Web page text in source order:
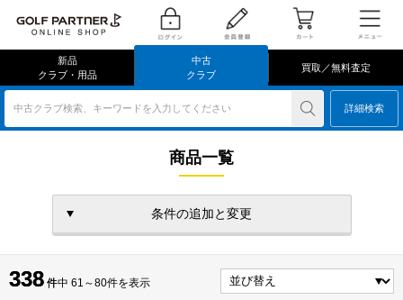
新品
クラブ・用品
中古
クラブ
買取／無料査定
中古クラブ検索、キーワードを入力してください 詳細検索
商品一覧
条件の追加と変更
338 件
338 件中 61～80件を表示